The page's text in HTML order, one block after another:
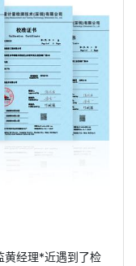
黄经理*近遇到了检